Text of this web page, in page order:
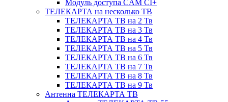
Модуль доступа CAM CI+
ТЕЛЕКАРТА на несколько ТВ
ТЕЛЕКАРТА ТВ на 2 Тв
ТЕЛЕКАРТА ТВ на 3 Тв
ТЕЛЕКАРТА ТВ на 4 Тв
ТЕЛЕКАРТА ТВ на 5 Тв
ТЕЛЕКАРТА ТВ на 6 Тв
ТЕЛЕКАРТА ТВ на 7 Тв
ТЕЛЕКАРТА ТВ на 8 Тв
ТЕЛЕКАРТА ТВ на 9 Тв
Антенна ТЕЛЕКАРТА ТВ